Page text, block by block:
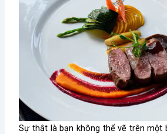
Sự thật là bạn không thể vẽ trên một